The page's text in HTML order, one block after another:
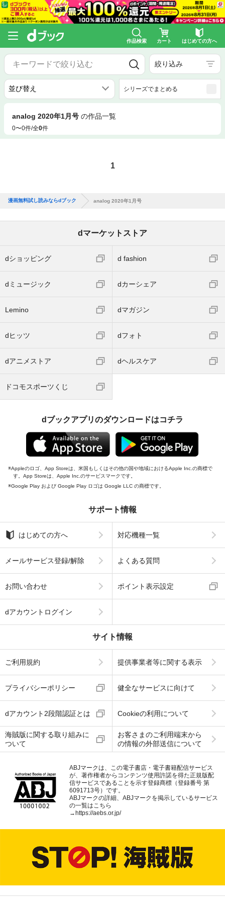
作品検索 カート はじめての方へ
絞り込み
シリーズでまとめる
analog 2020年1月号 の作品一覧
0〜0件/全0件
1
漫画無料試し読みならdブック analog 2020年1月号
dマーケットストア
dショッピング d fashion
dミュージック dカーシェア
Lemino dマガジン
dヒッツ dフォト
dアニメストア dヘルスケア
ドコモスポーツくじ
dブックアプリのダウンロードはコチラ
Appleのロゴ、App Storeは、米国もしくはその他の国や地域におけるApple Inc.の商標で
す。App Storeは、Apple Inc.のサービスマークです。
Google Play および Google Play ロゴは Google LLC の商標です。
サポート情報
はじめての方へ 対応機種一覧
メールサービス登録/解除 よくある質問
お問い合わせ ポイント表示設定
dアカウントログイン
サイト情報
ご利用規約 提供事業者等に関する表示
プライバシーポリシー 健全なサービスに向けて
dアカウント2段階認証とは Cookieの利用について
海賊版に関する取り組みに
ついて
お客さまのご利用端末から
の情報の外部送信について
ABJマークは、この電子書店・電子書籍配信サービス
が、著作権者からコンテンツ使用許諾を得た正規版配
信サービスであることを示す登録商標（登録番号 第
6091713号）です。
ABJマークの詳細、ABJマークを掲示しているサービス
の一覧はこちら
→https://aebs.or.jp/